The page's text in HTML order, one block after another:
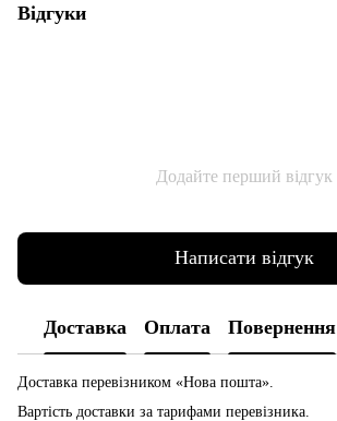
Відгуки
Додайте перший відгук
Написати відгук
Доставка Оплата Повернення
Доставка перевізником «Нова пошта».
Вартість доставки за тарифами перевізника.